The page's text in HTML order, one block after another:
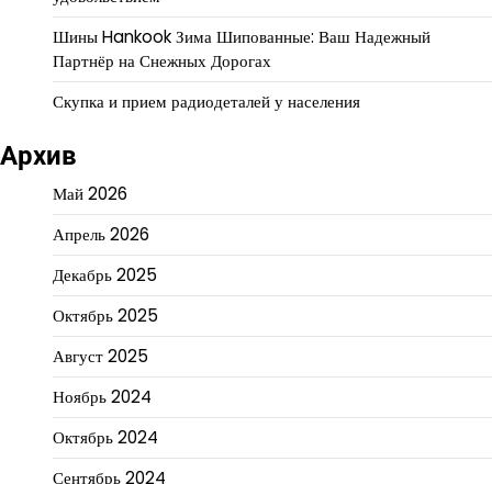
Шины Hankook Зима Шипованные: Ваш Надежный
Партнёр на Снежных Дорогах
Скупка и прием радиодеталей у населения
Архив
Май 2026
Апрель 2026
Декабрь 2025
Октябрь 2025
Август 2025
Ноябрь 2024
Октябрь 2024
Сентябрь 2024